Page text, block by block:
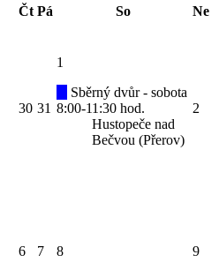
Čt Pá So Ne
30 31
1
Sběrný dvůr - sobota
8:00-11:30 hod.
Hustopeče nad
Bečvou (Přerov)
2
6 7 8 9